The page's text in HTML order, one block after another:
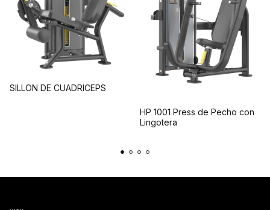
SILLON DE CUADRICEPS
HP 1001 Press de Pecho con
Lingotera